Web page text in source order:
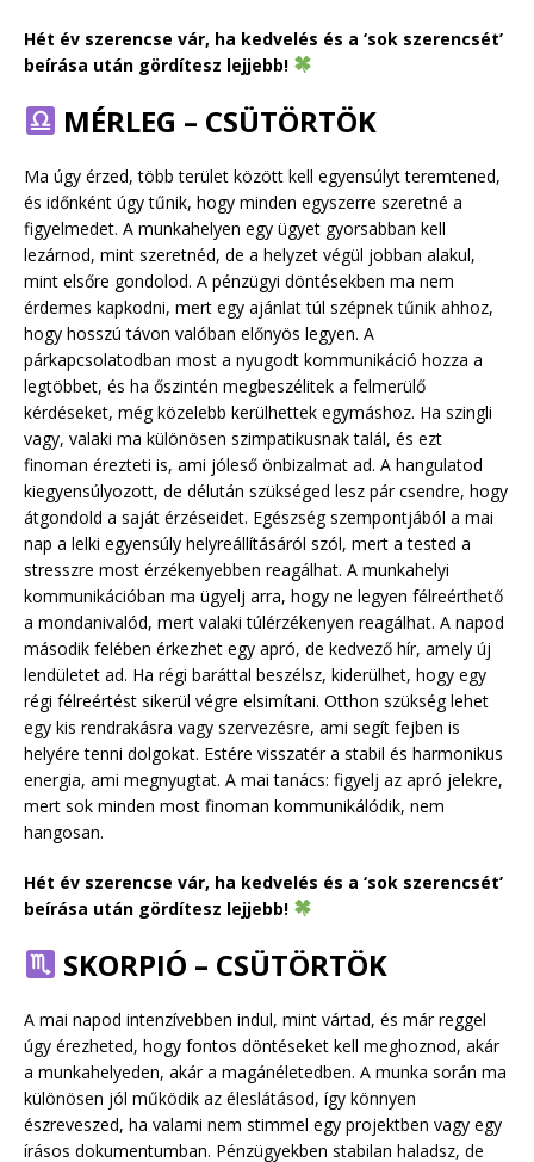
Hét év szerencse vár, ha kedvelés és a ‘sok szerencsét’
beírása után gördítesz lejjebb!
MÉRLEG – CSÜTÖRTÖK
Ma úgy érzed, több terület között kell egyensúlyt teremtened,
és időnként úgy tűnik, hogy minden egyszerre szeretné a
figyelmedet. A munkahelyen egy ügyet gyorsabban kell
lezárnod, mint szeretnéd, de a helyzet végül jobban alakul,
mint elsőre gondolod. A pénzügyi döntésekben ma nem
érdemes kapkodni, mert egy ajánlat túl szépnek tűnik ahhoz,
hogy hosszú távon valóban előnyös legyen. A
párkapcsolatodban most a nyugodt kommunikáció hozza a
legtöbbet, és ha őszintén megbeszélitek a felmerülő
kérdéseket, még közelebb kerülhettek egymáshoz. Ha szingli
vagy, valaki ma különösen szimpatikusnak talál, és ezt
finoman érezteti is, ami jóleső önbizalmat ad. A hangulatod
kiegyensúlyozott, de délután szükséged lesz pár csendre, hogy
átgondold a saját érzéseidet. Egészség szempontjából a mai
nap a lelki egyensúly helyreállításáról szól, mert a tested a
stresszre most érzékenyebben reagálhat. A munkahelyi
kommunikációban ma ügyelj arra, hogy ne legyen félreérthető
a mondanivalód, mert valaki túlérzékenyen reagálhat. A napod
második felében érkezhet egy apró, de kedvező hír, amely új
lendületet ad. Ha régi baráttal beszélsz, kiderülhet, hogy egy
régi félreértést sikerül végre elsimítani. Otthon szükség lehet
egy kis rendrakásra vagy szervezésre, ami segít fejben is
helyére tenni dolgokat. Estére visszatér a stabil és harmonikus
energia, ami megnyugtat. A mai tanács: figyelj az apró jelekre,
mert sok minden most finoman kommunikálódik, nem
hangosan.
Hét év szerencse vár, ha kedvelés és a ‘sok szerencsét’
beírása után gördítesz lejjebb!
SKORPIÓ – CSÜTÖRTÖK
A mai napod intenzívebben indul, mint vártad, és már reggel
úgy érezheted, hogy fontos döntéseket kell meghoznod, akár
a munkahelyeden, akár a magánéletedben. A munka során ma
különösen jól működik az éleslátásod, így könnyen
észreveszed, ha valami nem stimmel egy projektben vagy egy
írásos dokumentumban. Pénzügyekben stabilan haladsz, de